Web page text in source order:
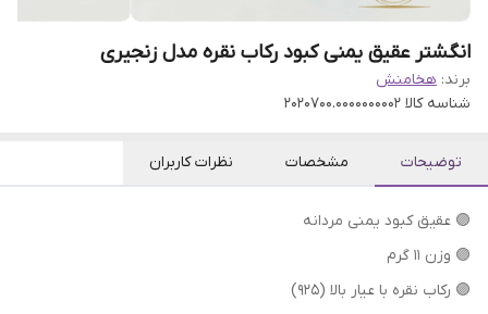
انگشتر عقیق یمنی کبود رکاب نقره مدل زنجیری
برند: هخامنش
شناسه کالا 2020700.0000000002
توضیحات مشخصات نظرات کاربران
🟣 عقیق کبود یمنی مردانه
🟣 وزن 11 گرم
🟣 رکاب نقره با عیار بالا (۹۲۵)